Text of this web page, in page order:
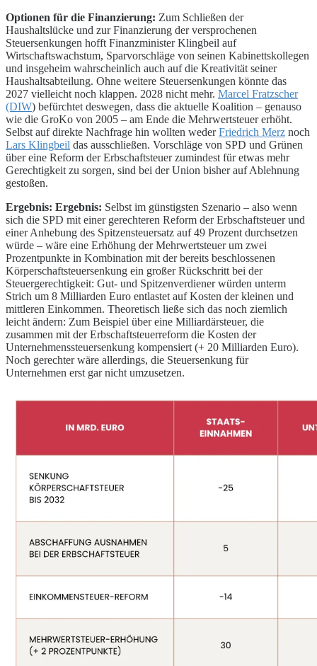
Optionen für die Finanzierung: Zum Schließen der
Haushaltslücke und zur Finanzierung der versprochenen
Steuersenkungen hofft Finanzminister Klingbeil auf
Wirtschaftswachstum, Sparvorschläge von seinen Kabinettskollegen
und insgeheim wahrscheinlich auch auf die Kreativität seiner
Haushaltsabteilung. Ohne weitere Steuersenkungen könnte das
2027 vielleicht noch klappen. 2028 nicht mehr. Marcel Fratzscher
(DIW) befürchtet deswegen, dass die aktuelle Koalition – genauso
wie die GroKo von 2005 – am Ende die Mehrwertsteuer erhöht.
Selbst auf direkte Nachfrage hin wollten wederFriedrich Merz noch
Lars Klingbeil das ausschließen. Vorschläge von SPD und Grünen
über eine Reform der Erbschaftsteuer zumindest für etwas mehr
Gerechtigkeit zu sorgen, sind bei der Union bisher auf Ablehnung
gestoßen.
Ergebnis: Ergebnis: Selbst im günstigsten Szenario – also wenn
sich die SPD mit einer gerechteren Reform der Erbschaftsteuer und
einer Anhebung des Spitzensteuersatz auf 49 Prozent durchsetzen
würde – wäre eine Erhöhung der Mehrwertsteuer um zwei
Prozentpunkte in Kombination mit der bereits beschlossenen
Körperschaftsteuersenkung ein großer Rückschritt bei der
Steuergerechtigkeit: Gut- und Spitzenverdiener würden unterm
Strich um 8 Milliarden Euro entlastet auf Kosten der kleinen und
mittleren Einkommen. Theoretisch ließe sich das noch ziemlich
leicht ändern: Zum Beispiel über eine Milliardärsteuer, die
zusammen mit der Erbschaftsteuerreform die Kosten der
Unternehmenssteuersenkung kompensiert (+ 20 Milliarden Euro).
Noch gerechter wäre allerdings, die Steuersenkung für
Unternehmen erst gar nicht umzusetzen.